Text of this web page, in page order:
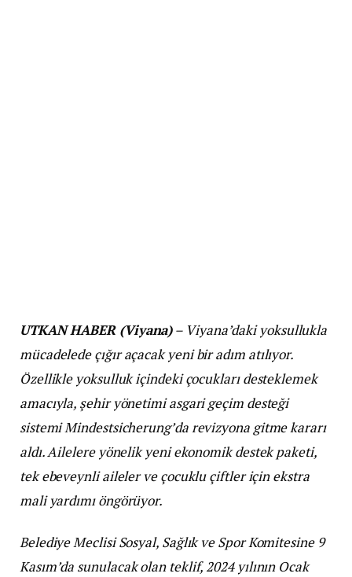
UTKAN HABER (Viyana)– Viyana’daki yoksullukla
mücadelede çığır açacak yeni bir adım atılıyor.
Özellikle yoksulluk içindeki çocukları desteklemek
amacıyla, şehir yönetimi asgari geçim desteği
sistemi Mindestsicherung’da revizyona gitme kararı
aldı. Ailelere yönelik yeni ekonomik destek paketi,
tek ebeveynli aileler ve çocuklu çiftler için ekstra
mali yardımı öngörüyor.
Belediye Meclisi Sosyal, Sağlık ve Spor Komitesine 9
Kasım’da sunulacak olan teklif, 2024 yılının Ocak